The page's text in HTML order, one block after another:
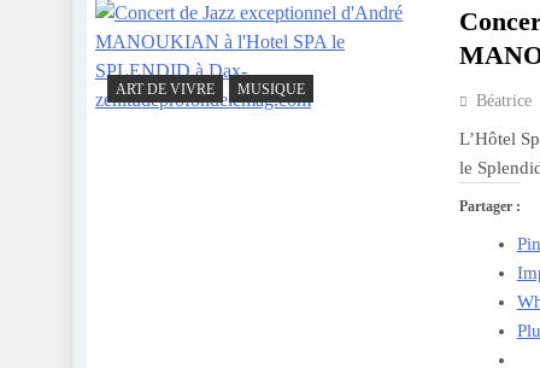
ART DE VIVRE MUSIQUE
Béatrice
L’Hôtel
le
Partager :